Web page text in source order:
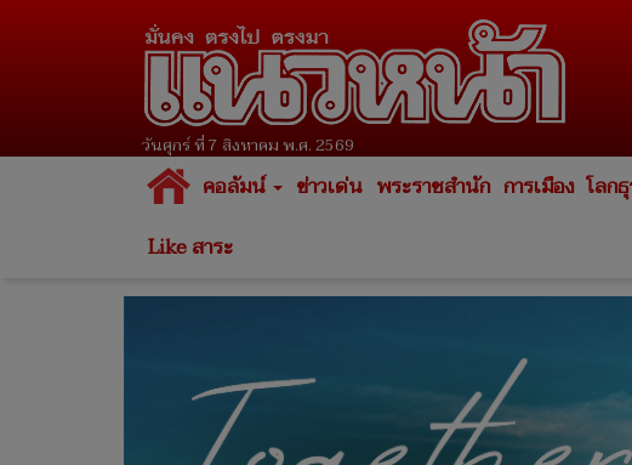
วันศุกร์ ที่ 7 สิงหาคม พ.ศ. 2569
คอลัมน์ ข่าวเด่น พระราชสำนัก การเมือง โลก
Like สาระ